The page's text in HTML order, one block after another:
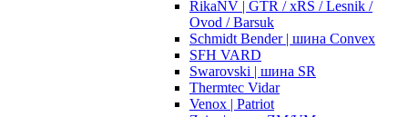
RikaNV | GTR / xRS / Lesnik /
Ovod / Barsuk
Schmidt Bender | шина Convex
SFH VARD
Swarovski | шина SR
Thermtec Vidar
Venox | Patriot